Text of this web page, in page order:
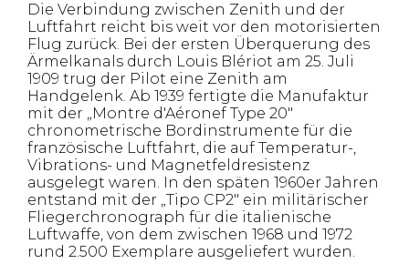
Die Verbindung zwischen Zenith und der
Luftfahrt reicht bis weit vor den motorisierten
Flug zurück. Bei der ersten Überquerung des
Ärmelkanals durch Louis Blériot am 25. Juli
1909 trug der Pilot eine Zenith am
Handgelenk. Ab 1939 fertigte die Manufaktur
mit der „Montre d'Aéronef Type 20"
chronometrische Bordinstrumente für die
französische Luftfahrt, die auf Temperatur-,
Vibrations- und Magnetfeldresistenz
ausgelegt waren. In den späten 1960er Jahren
entstand mit der „Tipo CP2" ein militärischer
Fliegerchronograph für die italienische
Luftwaffe, von dem zwischen 1968 und 1972
rund 2.500 Exemplare ausgeliefert wurden.